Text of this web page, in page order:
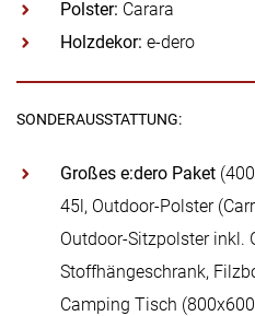
Polster: Carara
Holzdekor: e-dero
SONDERAUSSTATTUNG:
Großes e:dero Paket
45l, Outdoor-Polster
Outdoor-Sitzpolster inkl.
Stoffhängeschrank,
Camping Tisch